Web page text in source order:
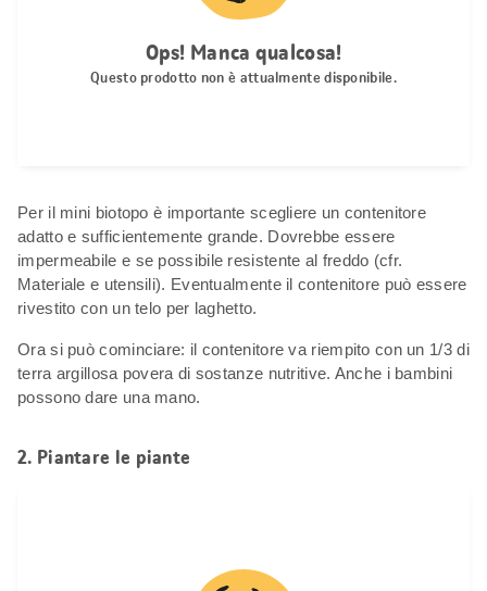
Per il mini biotopo è importante scegliere un contenitore
adatto e sufficientemente grande. Dovrebbe essere
impermeabile e se possibile resistente al freddo (cfr.
Materiale e utensili). Eventualmente il contenitore può essere
rivestito con un telo per laghetto.
Ora si può cominciare: il contenitore va riempito con un 1/3 di
terra argillosa povera di sostanze nutritive. Anche i bambini
possono dare una mano.
2. Piantare le piante